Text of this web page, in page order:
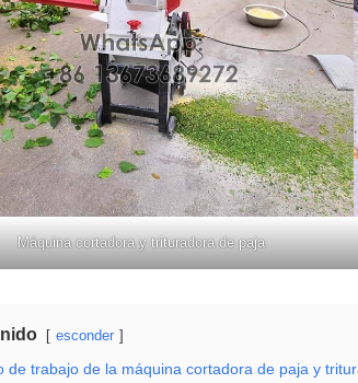
Máquina cortadora y trituradora de paja
esconder
de trabajo de la máquina cortadora de paja y